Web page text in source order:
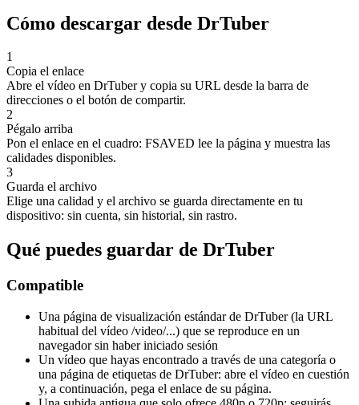
Cómo descargar desde DrTuber
1
Copia el enlace
Abre el vídeo en DrTuber y copia su URL desde la barra de
direcciones o el botón de compartir.
2
Pégalo arriba
Pon el enlace en el cuadro: FSAVED lee la página y muestra las
calidades disponibles.
3
Guarda el archivo
Elige una calidad y el archivo se guarda directamente en tu
dispositivo: sin cuenta, sin historial, sin rastro.
Qué puedes guardar de DrTuber
Compatible
Una página de visualización estándar de DrTuber (la URL
habitual del vídeo /video/...) que se reproduce en un
navegador sin haber iniciado sesión
Un vídeo que hayas encontrado a través de una categoría o
una página de etiquetas de DrTuber: abre el vídeo en cuestión
y, a continuación, pega el enlace de su página.